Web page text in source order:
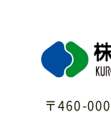
〒460-